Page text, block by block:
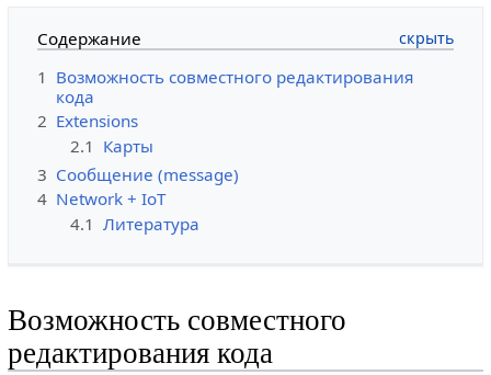
Содержание
1 Возможность совместного редактирования
кода
2 Extensions
2.1 Карты
3 Сообщение (message)
4 Network + IoT
4.1 Литература
Возможность совместного
редактирования кода